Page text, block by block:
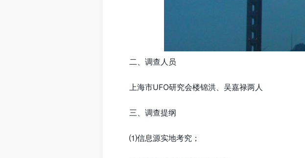
二、调查人员
上海市UFO研究会楼锦洪、吴嘉禄两人
三、调查提纲
⑴信息源实地考究；